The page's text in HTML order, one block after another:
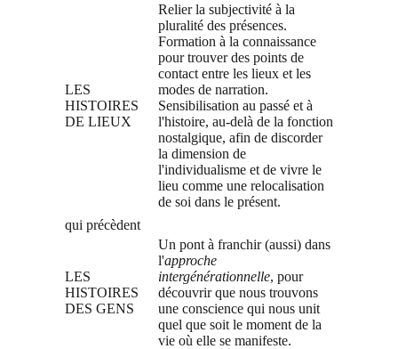
LES
HISTOIRES
DE LIEUX
Relier la subjectivité à la
pluralité des présences.
Formation à la connaissance
pour trouver des points de
contact entre les lieux et les
modes de narration.
Sensibilisation au passé et à
l'histoire, au-delà de la fonction
nostalgique, afin de discorder
la dimension de
l'individualisme et de vivre le
lieu comme une relocalisation
de soi dans le présent.
qui précèdent
LES
HISTOIRES
DES GENS
Un pont à franchir (aussi) dans
l'approche
intergénérationnelle, pour
découvrir que nous trouvons
une conscience qui nous unit
quel que soit le moment de la
vie où elle se manifeste.